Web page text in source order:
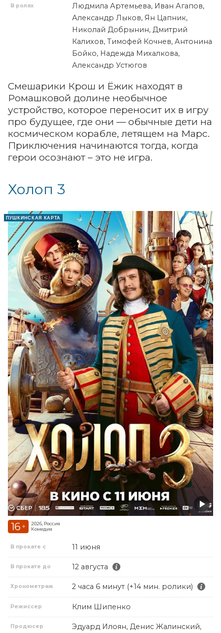
В ролях
Людмила Артемьева, Иван Агапов,
Александр Лыков, Ян Цапник,
Николай Добрынин, Дмитрий
Калихов, Тимофей Кочнев, Антонина
Бойко, Надежда Михалкова,
Александр Устюгов
Смешарики Крош и Ёжик находят в
Ромашковой долине необычное
устройство, которое переносит их в игру
про будущее, где они — обычные дети на
космическом корабле, летящем на Марс.
Приключения начинаются тогда, когда
герои осознают – это не игра.
Холоп 3
ПУШКИНСКАЯ КАРТА
16 +
2026, Россия
Комедия
В прокате с 11 июня
В прокате до 12 августа
Хронометраж 2 часа 6 минут (+14 мин. ролики)
Режиссер Клим Шипенко
Продюсер
Эдуард Илоян, Денис Жалинский,